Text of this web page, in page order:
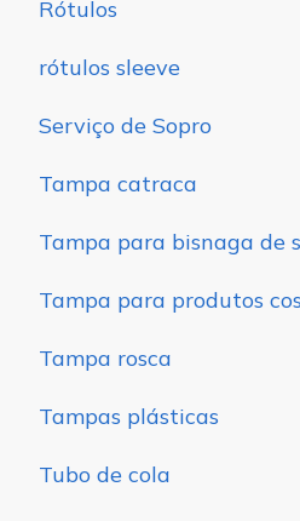
Rótulos
rótulos sleeve
Serviço de Sopro
Tampa catraca
Tampa para bisnaga de
Tampa para produtos
Tampa rosca
Tampas plásticas
Tubo de cola